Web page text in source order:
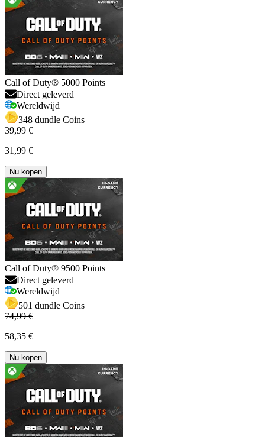
Call of Duty® 5000 Points
Direct geleverd
Wereldwijd
348 dundle Coins
39,99 €
31,99 €
Nu kopen
Call of Duty® 9500 Points
Direct geleverd
Wereldwijd
501 dundle Coins
74,99 €
58,35 €
Nu kopen